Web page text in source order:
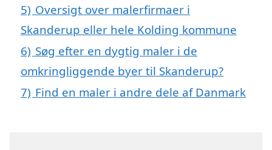
5) Oversigt over malerfirmaer i
Skanderup eller hele Kolding kommune
6) Søg efter en dygtig maler i de
omkringliggende byer til Skanderup?
7) Find en maler i andre dele af Danmark